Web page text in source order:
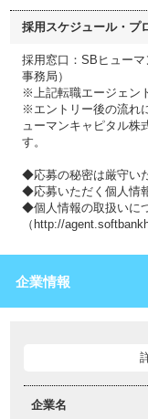
採用スケジュール・プ
採用窓口：SBヒュー
事務局）
※上記転職エージェン
※エントリー後の流れ
ューマンキャピタル株
す。
◆応募の秘密は厳守い
◆応募いただく個人情
◆個人情報の取扱いに
（http://
企業情報
企業名